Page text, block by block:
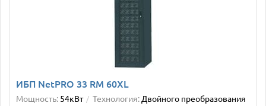
ИБП NetPRO 33 RM 60XL
Мощность: 54кВт Технология: Двойного преобразования